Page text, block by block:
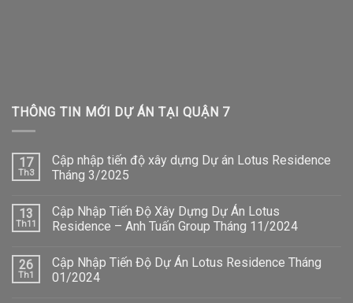
THÔNG TIN MỚI DỰ ÁN TẠI QUẬN 7
17
Th3
Cập nhập tiến độ xây dựng Dự án Lotus Residence
Tháng 3/2025
13
Th11
Cập Nhập Tiến Độ Xây Dựng Dự Án Lotus
Residence – Anh Tuấn Group Tháng 11/2024
26
Th1
Cập Nhập Tiến Độ Dự Án Lotus Residence Tháng
01/2024